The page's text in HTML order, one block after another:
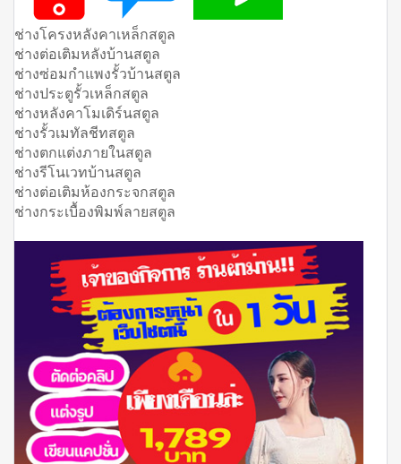
ช่างโครงหลังคาเหล็กสตูล
ช่างต่อเติมหลังบ้านสตูล
ช่างซ่อมกำแพงรั้วบ้านสตูล
ช่างประตูรั้วเหล็กสตูล
ช่างหลังคาโมเดิร์นสตูล
ช่างรั้วเมทัลชีทสตูล
ช่างตกแต่งภายในสตูล
ช่างรีโนเวทบ้านสตูล
ช่างต่อเติมห้องกระจกสตูล
ช่างกระเบื้องพิมพ์ลายสตูล